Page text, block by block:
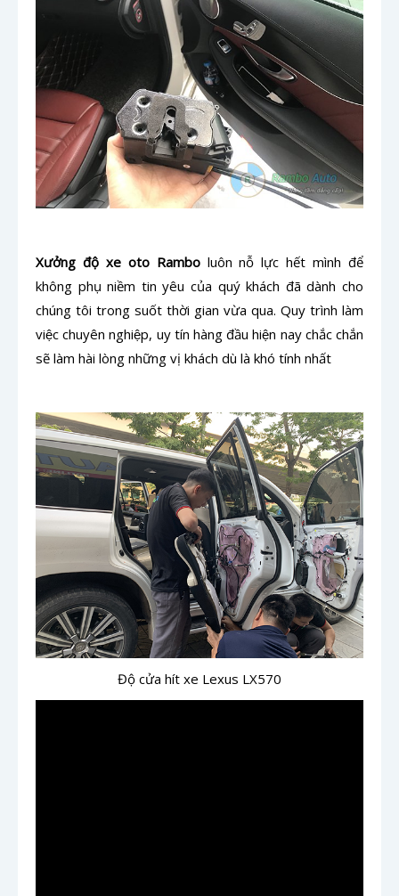
Xưởng độ xe oto Ramboluôn nỗ lực hết mình để
không phụ niềm tin yêu của quý khách đã dành cho
chúng tôi trong suốt thời gian vừa qua. Quy trình làm
việc chuyên nghiệp, uy tín hàng đầu hiện nay chắc chắn
sẽ làm hài lòng những vị khách dù là khó tính nhất
Độ cửa hít xe Lexus LX570